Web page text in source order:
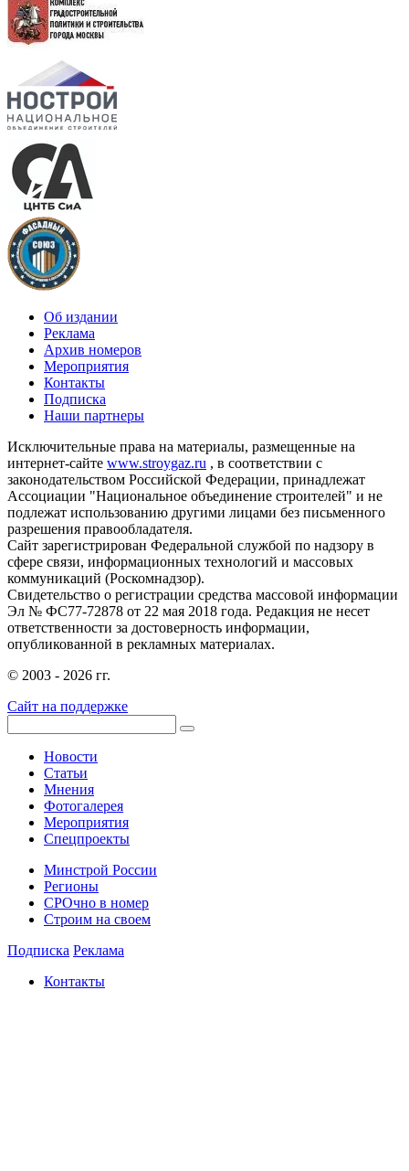
Об издании
Реклама
Архив номеров
Мероприятия
Контакты
Подписка
Наши партнеры
Исключительные права на материалы, размещенные на
интернет-сайте www.stroygaz.ru , в соответствии с
законодательством Российской Федерации, принадлежат
Ассоциации "Национальное объединение строителей" и не
подлежат использованию другими лицами без письменного
разрешения правообладателя.
Сайт зарегистрирован Федеральной службой по надзору в
сфере связи, информационных технологий и массовых
коммуникаций (Роскомнадзор).
Свидетельство о регистрации средства массовой информации
Эл № ФС77-72878 от 22 мая 2018 года. Редакция не несет
ответственности за достоверность информации,
опубликованной в рекламных материалах.
© 2003 - 2026 гг.
Сайт на поддержке
Новости
Статьи
Мнения
Фотогалерея
Мероприятия
Спецпроекты
Минстрой России
Регионы
СРОчно в номер
Строим на своем
Подписка Реклама
Контакты